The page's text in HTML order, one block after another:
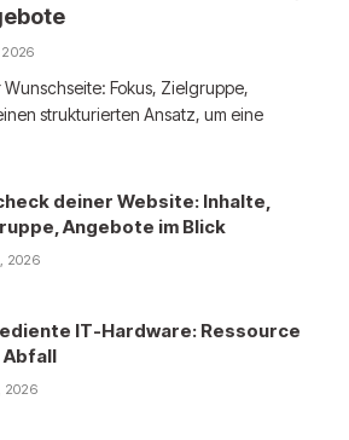
Fokus, Zielgruppe,
strukturierten Ansatz, um eine
deiner Website: Inhalte,
Angebote im Blick
2026
IT-Hardware: Ressource
2026